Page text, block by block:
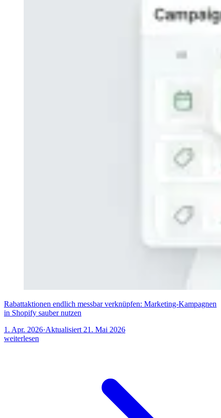
Rabattaktionen endlich messbar verknüpfen: Marketing-Kampagnen
in Shopify sauber nutzen
1. Apr. 2026·Aktualisiert 21. Mai 2026
weiterlesen